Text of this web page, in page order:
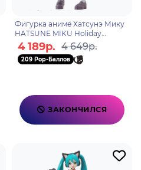
Фигурка аниме Хатсунэ Мику
HATSUNE MIKU Holiday
Memories Camera 20см 87813
4 189р. 4 649р.
209 Pop-Баллов
ЗАКОНЧИЛСЯ